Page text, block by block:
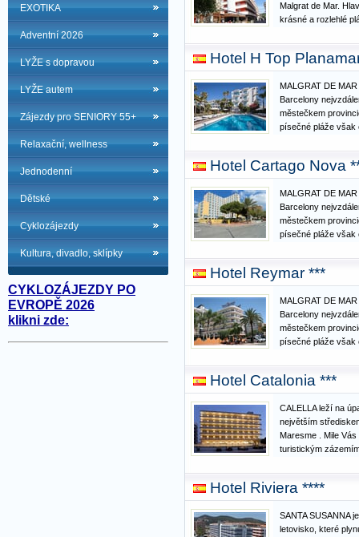
EXOTIKA
Adventní 2026
LYŽE s dopravou
LYŽE autem
Zájezdy pro SENIORY 55+
Relaxační, wellness
Jednodenní
Dětské
Cyklozájezdy
Kultura, divadlo, sklípky
CYKLOZÁJEZDY PO
EVROPĚ 2026
klikni zde:
Malgrat de Mar.
krásné a rozlehlé
písek a jsou velmi
můžete
Hotel H Top
MALGRAT DE
Barcelony
městečkem
písečné pláže však
několika let změnil
stvořené
Hotel Cartago Nova
MALGRAT DE
Barcelony
městečkem
písečné pláže však
několika let změnil
stvořené
Hotel Reymar ***
MALGRAT DE
Barcelony
městečkem
písečné pláže však
několika let změnil
stvořené
Hotel Catalonia ***
CALELLA leží na
největším
Maresme . Mile
turistickým
desíky restaurací,
obchodů. Zvláštní
Hotel Riviera ****
SANTA SUSANNA
letovisko, které